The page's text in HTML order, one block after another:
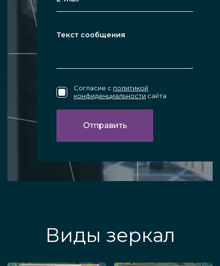
Согласие с политикой
конфиденциальности сайта
Виды зеркал